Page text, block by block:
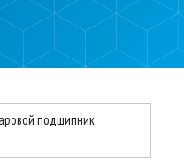
подшипник